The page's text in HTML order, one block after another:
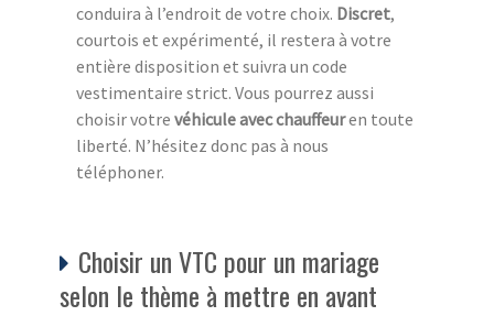
conduira à l’endroit de votre choix. Discret,
courtois et expérimenté, il restera à votre
entière disposition et suivra un code
vestimentaire strict. Vous pourrez aussi
choisir votre véhicule avec chauffeuren toute
liberté. N’hésitez donc pas à nous
téléphoner.
Choisir un VTC pour un mariage
selon le thème à mettre en avant